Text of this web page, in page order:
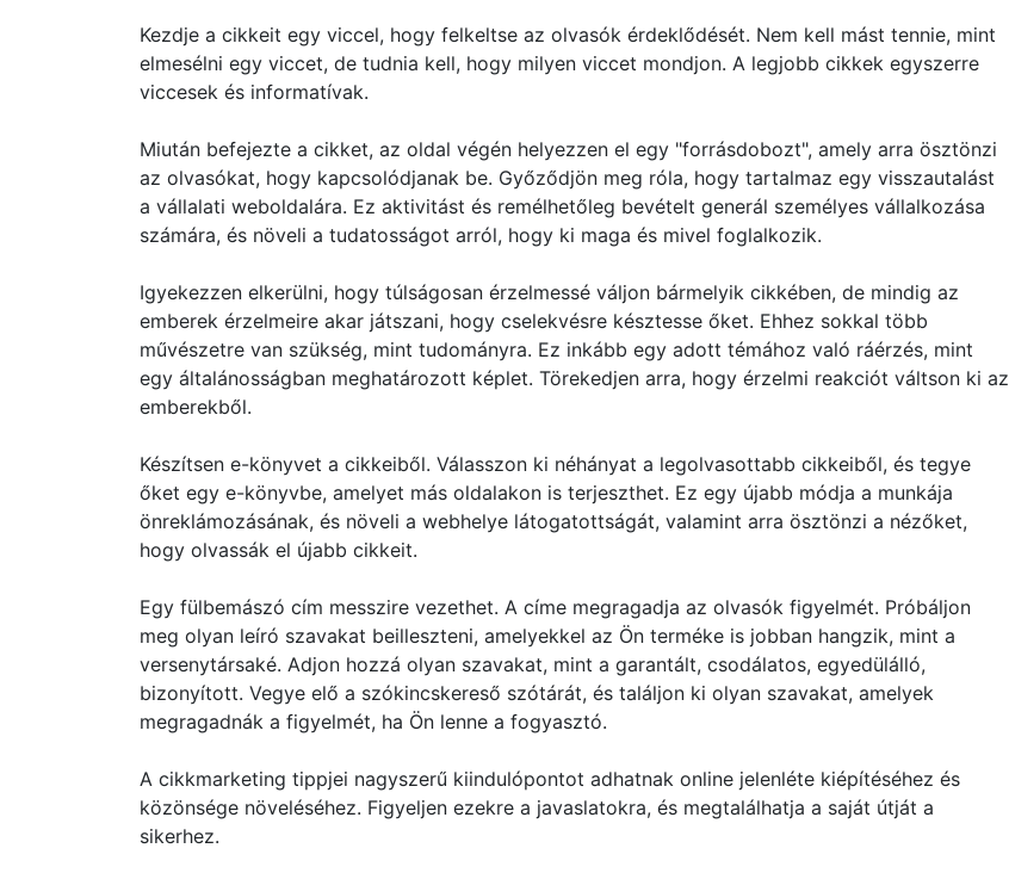
Kezdje a cikkeit egy viccel, hogy felkeltse az olvasók érdeklődését. Nem kell mást tennie, mint
elmesélni egy viccet, de tudnia kell, hogy milyen viccet mondjon. A legjobb cikkek egyszerre
viccesek és informatívak.
Miután befejezte a cikket, az oldal végén helyezzen el egy "forrásdobozt", amely arra ösztönzi
az olvasókat, hogy kapcsolódjanak be. Győződjön meg róla, hogy tartalmaz egy visszautalást
a vállalati weboldalára. Ez aktivitást és remélhetőleg bevételt generál személyes vállalkozása
számára, és növeli a tudatosságot arról, hogy ki maga és mivel foglalkozik.
Igyekezzen elkerülni, hogy túlságosan érzelmessé váljon bármelyik cikkében, de mindig az
emberek érzelmeire akar játszani, hogy cselekvésre késztesse őket. Ehhez sokkal több
művészetre van szükség, mint tudományra. Ez inkább egy adott témához való ráérzés, mint
egy általánosságban meghatározott képlet. Törekedjen arra, hogy érzelmi reakciót váltson ki az
emberekből.
Készítsen e-könyvet a cikkeiből. Válasszon ki néhányat a legolvasottabb cikkeiből, és tegye
őket egy e-könyvbe, amelyet más oldalakon is terjeszthet. Ez egy újabb módja a munkája
önreklámozásának, és növeli a webhelye látogatottságát, valamint arra ösztönzi a nézőket,
hogy olvassák el újabb cikkeit.
Egy fülbemászó cím messzire vezethet. A címe megragadja az olvasók figyelmét. Próbáljon
meg olyan leíró szavakat beilleszteni, amelyekkel az Ön terméke is jobban hangzik, mint a
versenytársaké. Adjon hozzá olyan szavakat, mint a garantált, csodálatos, egyedülálló,
bizonyított. Vegye elő a szókincskereső szótárát, és találjon ki olyan szavakat, amelyek
megragadnák a figyelmét, ha Ön lenne a fogyasztó.
A cikkmarketing tippjei nagyszerű kiindulópontot adhatnak online jelenléte kiépítéséhez és
közönsége növeléséhez. Figyeljen ezekre a javaslatokra, és megtalálhatja a saját útját a
sikerhez.